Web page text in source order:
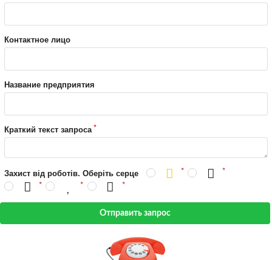
Контактное лицо
Название предприятия
Краткий текст запроса
Захист від роботів. Оберіть серце
Отправить запрос